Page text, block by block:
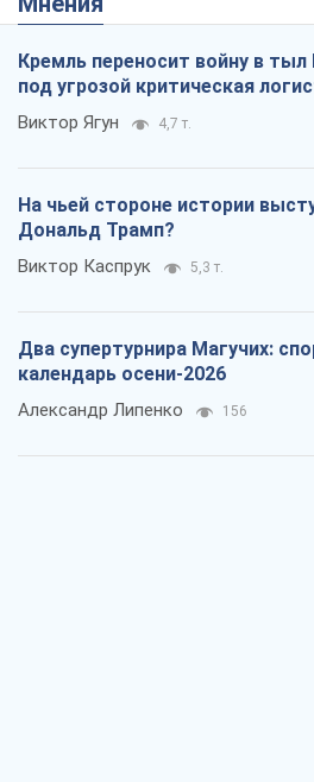
Кремль переносит войну в тыл
под угрозой критическая
Виктор Ягун 4,7 т.
На чьей стороне истории
Дональд Трамп?
Виктор Каспрук 5,3 т.
Два супертурнира Магучих:
календарь осени-2026
Александр Липенко 156